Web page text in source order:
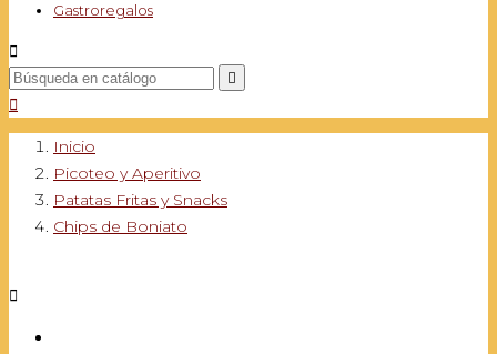
Gastroregalos



Inicio
Picoteo y Aperitivo
Patatas Fritas y Snacks
Chips de Boniato
